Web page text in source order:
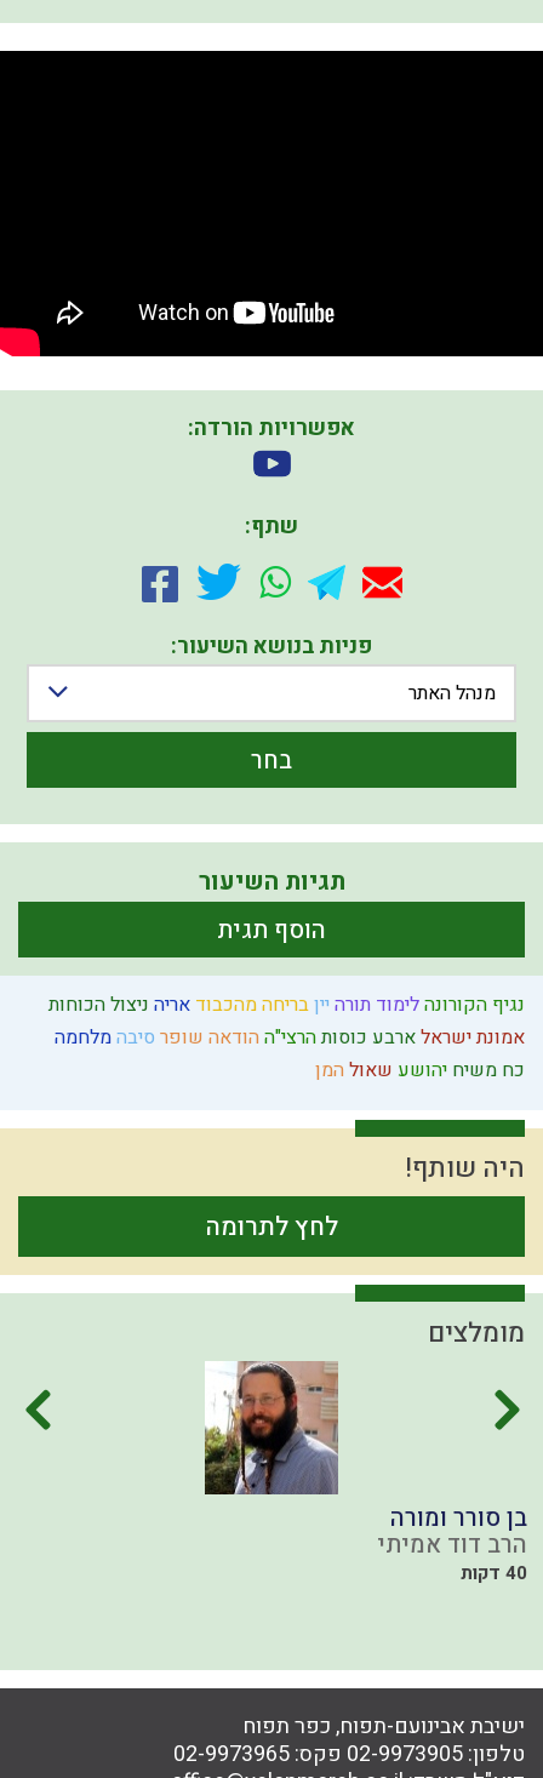
נגיף הקורונהלימוד תורה ייןבריחה מהכבוד אריה ניצול הכוחות
אמונת ישראלארבע כוסותהרצי"ה הודאה שופר סיבהמלחמה
כח משיח יהושע שאול המן
היה שותף!
לחץ לתרומה
אפשרויות הורדה:
שתף:
פניות בנושא השיעור:
מנהל האתר
בחר
תגיות השיעור
הוסף תגית
מומלצים
בן סורר ומורה
הרב דוד אמיתי
40 דקות
ישיבת אבינועם-תפוח, כפר תפוח
טלפון:02-9973905 פקס:02-9973965